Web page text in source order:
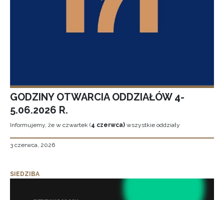
GODZINY OTWARCIA ODDZIAŁÓW 4-
5.06.2026 R.
Informujemy, że w czwartek (4 czerwca) wszystkie oddziały
3 czerwca, 2026
SIEDZIBA